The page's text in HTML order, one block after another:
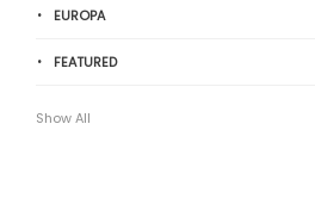
EUROPA
FEATURED
Show All